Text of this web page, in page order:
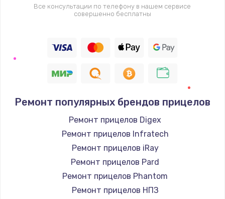
Все консультации по телефону в нашем сервисе
совершенно бесплатны
Ремонт популярных брендов прицелов
Ремонт прицелов Digex
Ремонт прицелов Infratech
Ремонт прицелов iRay
Ремонт прицелов Pard
Ремонт прицелов Phantom
Ремонт прицелов НПЗ